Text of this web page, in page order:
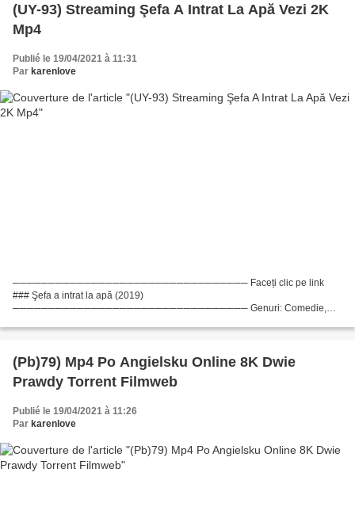
(UY-93) Streaming Şefa A Intrat La Apă Vezi 2K
Mp4
Publié le 19/04/2021 à 11:31
Par karenlove
───────────────────────────────── Faceți clic pe link
### Şefa a intrat la apă (2019)
───────────────────────────────── Genuri: Comedie,
109 min regizor de film: Lista actorilor:...
(Pb)79) Mp4 Po Angielsku Online 8K Dwie
Prawdy Torrent Filmweb
Publié le 19/04/2021 à 11:26
Par karenlove